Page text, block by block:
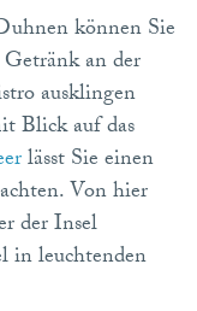
können Sie
an der
ausklingen
Blick auf das
lässt Sie einen
Von hier
der Insel
in leuchtenden